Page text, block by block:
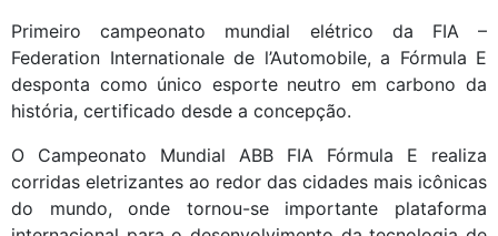
Primeiro campeonato mundial elétrico da FIA –
Federation Internationale de l’Automobile, a Fórmula E
desponta como único esporte neutro em carbono da
história, certificado desde a concepção.
O Campeonato Mundial ABB FIA Fórmula E realiza
corridas eletrizantes ao redor das cidades mais icônicas
do mundo, onde tornou-se importante plataforma